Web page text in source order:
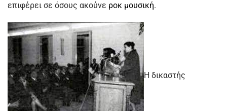
επιφέρει σε όσους ακούνε ροκ μουσική.
Η δικαστής